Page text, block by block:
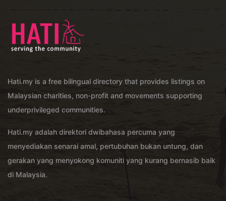
Hati.my is a free bilingual directory that provides listings on
Malaysian charities, non-profit and movements supporting
underprivileged communities.
Hati.my adalah direktori dwibahasa percuma yang
menyediakan senarai amal, pertubuhan bukan untung, dan
gerakan yang menyokong komuniti yang kurang bernasib baik
di Malaysia.